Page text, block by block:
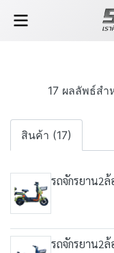
17 ผลลัพธ์สำ
สินค้า (17)
รถจักรยาน2ล้
รถจักรยาน2ล้